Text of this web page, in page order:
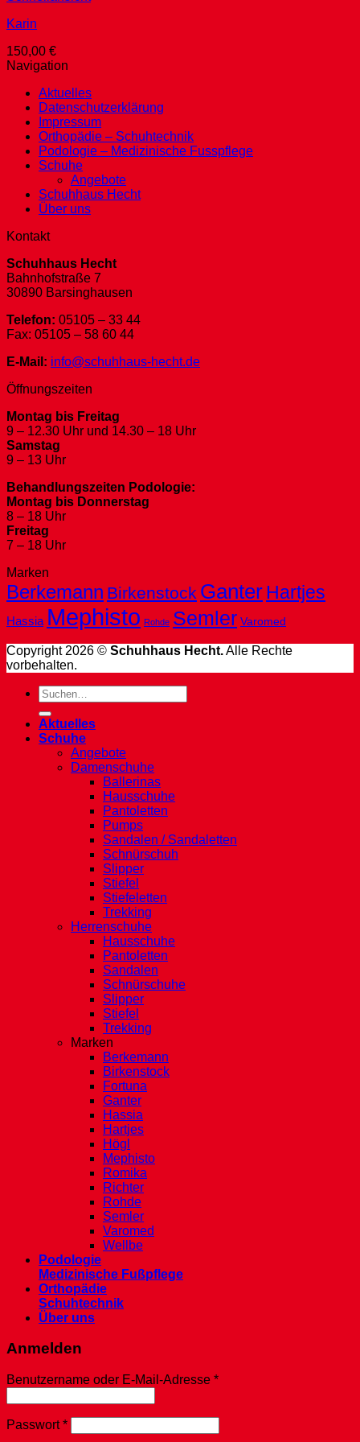
Karin
150,00 €
Navigation
Aktuelles
Datenschutzerklärung
Impressum
Orthopädie – Schuhtechnik
Podologie – Medizinische Fusspflege
Schuhe
Angebote
Schuhhaus Hecht
Über uns
Kontakt
Schuhhaus Hecht
Bahnhofstraße 7
30890 Barsinghausen
Telefon: 05105 – 33 44
Fax: 05105 – 58 60 44
E-Mail: info@schuhhaus-hecht.de
Öffnungszeiten
Montag bis Freitag
9 – 12.30 Uhr und 14.30 – 18 Uhr
Samstag
9 – 13 Uhr
Behandlungszeiten Podologie:
Montag bis Donnerstag
8 – 18 Uhr
Freitag
7 – 18 Uhr
Marken
Berkemann Birkenstock GanterHartjes
Hassia Mephisto Rohde Semler Varomed
Copyright 2026 © Schuhhaus Hecht.Alle Rechte
vorbehalten.
Suche
nach:
Aktuelles
Schuhe
Angebote
Damenschuhe
Ballerinas
Hausschuhe
Pantoletten
Pumps
Sandalen / Sandaletten
Schnürschuh
Slipper
Stiefel
Stiefeletten
Trekking
Herrenschuhe
Hausschuhe
Pantoletten
Sandalen
Schnürschuhe
Slipper
Stiefel
Trekking
Marken
Berkemann
Birkenstock
Fortuna
Ganter
Hassia
Hartjes
Högl
Mephisto
Romika
Richter
Rohde
Semler
Varomed
Wellbe
Podologie
Medizinische Fußpflege
Orthopädie
Schuhtechnik
Über uns
Anmelden
Benutzername oder E-Mail-Adresse *Erforderlich
Passwort*Erforderlich